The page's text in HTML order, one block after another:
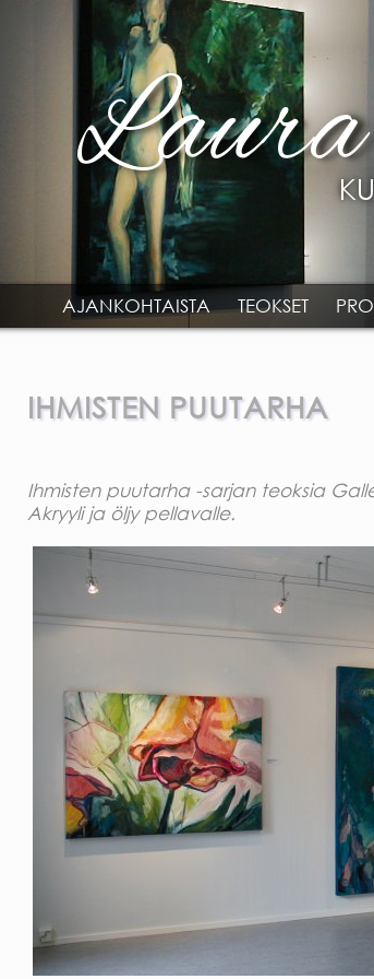
AJANKOHTAISTA TEOKSET
IHMISTEN PUUTARHA
Ihmisten puutarha -sarjan teoksia
Akryyli ja öljy pellavalle.